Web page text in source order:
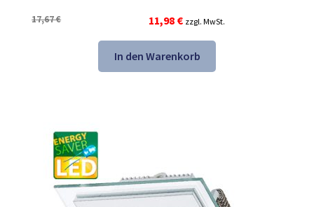
17,67€
Ursprünglicher
Preis
war:
17,67 €
11,98 €Aktueller
Preis
ist:
11,98 €.
zzgl. MwSt.
In den Warenkorb